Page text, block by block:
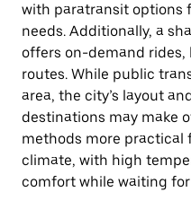
with paratransit options
needs. Additionally, a
offers on-demand
routes. While public
area, the city’s layout
destinations may make
methods more practical
climate, with high
comfort while waiting